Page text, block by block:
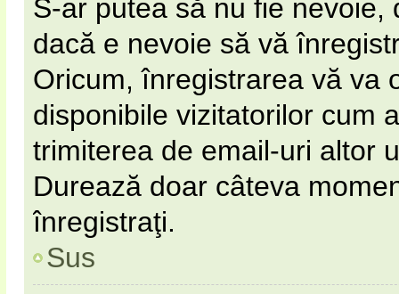
S-ar putea să nu fie
dacă e nevoie să vă
Oricum, înregistrarea vă va
disponibile vizitatorilor cum
trimiterea de email-uri altor
Durează doar câteva
înregistraţi.
Sus